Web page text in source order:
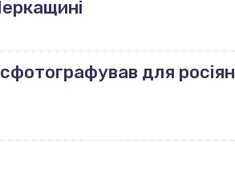
для росіян